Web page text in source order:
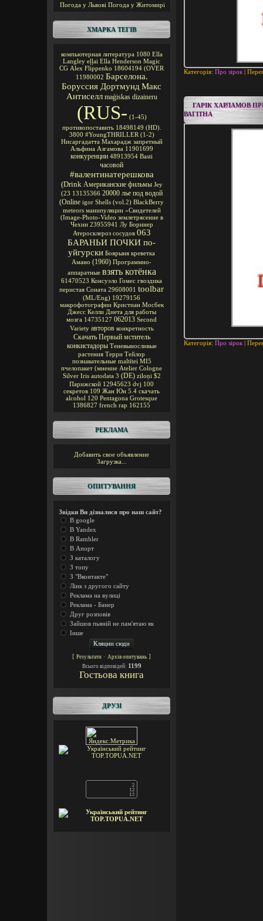
Погода у Львові Погода у Житомирі
ХМАРКА ТЕГІВ
компьютерная литература 1080 Ella
Langley eļļai Ella Henderson Magic
CG Alex Flippenko 18604194 (OVER
11980002 Барселона.
Боруссия Дортмунд Макс
Антиселл maģiskas dizaineru
(RUS- (1-45)
противопоставить 18498149 (HD).
3800 #YoungTHRILLER (1-2)
Нисаргадатта Махарадж запретный
Альфина Азгамова 11901699
конкуренции 48913954 Basti
часовой
#валентинатерешкова
(Drink Американские фильмы Jey
(23 13135366 20000 лье под водой
(Online igor Shells (vol.2) BlackBerry
meteors манипуляции «Свидетелей
(Image-Photo-Video землетрясение в
Чехии 23955941 Лу Боринер
Атеросклероз сосудов 063
БАРАНЬИ ПОЧКИ по-
уйгурски Боярыня креветка
Амано (1960) Программно-
аппаратные взять котёнка
61470523 Консуэло Гомес гвоздика
перистая Соната 29608001 toolbar
(ML/Eng) 19279156
макрофотографии Кристиан Мосбек
Джесс Келли Диета для работы
мозга 14735127 062013 Second
Variety авторов конкретность
Скачать Первый мститель
конкистадоры Теневыносливые
растения Терри Тейлор
познавательные maltītei MI5
пчелопакет (мнение Atelier Cologne
Silver Iris autodata 3 (DE) ziloņi $2
Парижской 12945623 dvj 100
секретов 109 Жан Юн 5.4 скачать
alcohol 120 Pentagona Grotesque
1386827 french rap 162155
РЕКЛАМА
Добавить свое объявление
Загрузка...
ОПИТУВАННЯ
Звідки Ви дізналися про наш сайт?
В google
В Yandex
В Rambler
В Апорт
З каталогу
З топу
З "Вконтакте"
Лінк з другого сайту
Реклама на вулиці
Реклама - Банер
Друг розповів
Зайшов пьяній не пам'ятаю як
Інше
[ Результати · Архів опитувань ]
Всього відповідей: 1199
Гостьова книга
ДРУЗІ
Категорія: Про зірок |
ГАРІК ХАРЛАМОВ
ВАГІТНА
Категорія: Про зірок |